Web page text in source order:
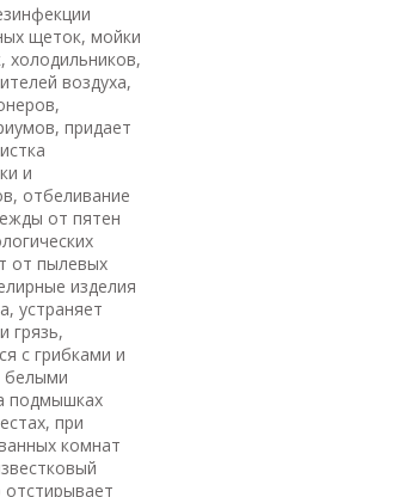
щеток, мойки
холодильников,
воздуха,
придает
и
отбеливание
от пятен
от пылевых
изделия
устраняет
грязь,
с грибками и
белыми
подмышках
при
комнат